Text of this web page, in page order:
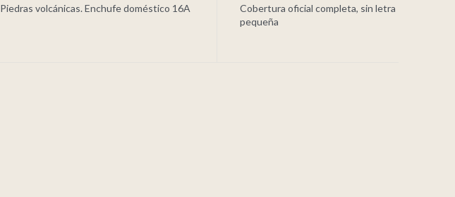
Piedras volcánicas. Enchufe doméstico 16A
Cobertura oficial completa, sin letra
pequeña